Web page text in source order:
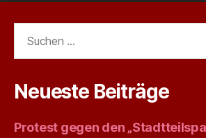
nach:
Neueste Beiträge
Protest gegen den